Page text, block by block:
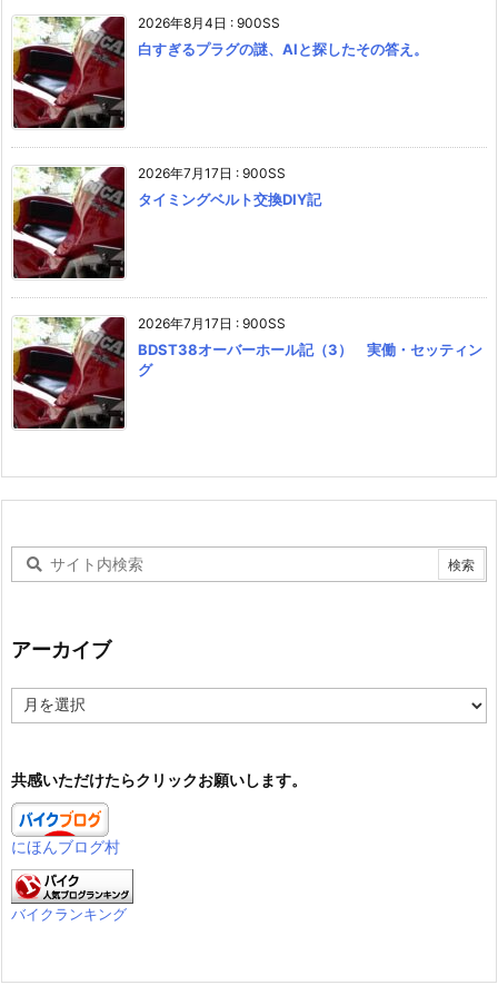
2026年8月4日 : 900SS
白すぎるプラグの謎、AIと探したその答え。
2026年7月17日 : 900SS
タイミングベルト交換DIY記
2026年7月17日 : 900SS
BDST38オーバーホール記（3） 実働・セッティン
グ
アーカイブ
ー
ブ
共感いただけたらクリックお願いします。
にほんブログ村
バイクランキング